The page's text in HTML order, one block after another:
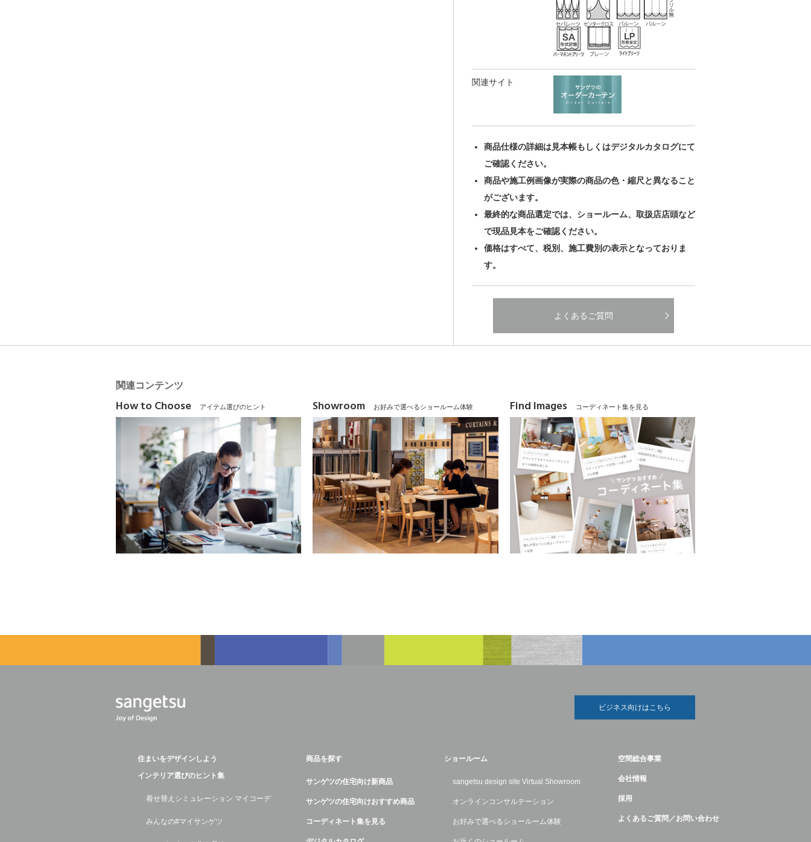
関連サイト
商品仕様の詳細は見本帳もしくはデジタルカタログにて
ご確認ください。
商品や施工例画像が実際の商品の色・縮尺と異なること
がございます。
最終的な商品選定では、ショールーム、取扱店店頭など
で現品見本をご確認ください。
価格はすべて、税別、施工費別の表示となっておりま
す。
よくあるご質問
関連コンテンツ
How to Choose アイテム選びのヒント Showroom お好みで選べるショールーム体験 Find Images コーディネート集を見る
ビジネス向けはこちら
住まいをデザインしよう
インテリア選びのヒント集
着せ替えシミュレーション マイコーデ
みんなの#マイサンゲツ
商品を探す
サンゲツの住宅向け新商品
サンゲツの住宅向けおすすめ商品
コーディネート集を見る
ショールーム
sangetsu design site Virtual Showroom
オンラインコンサルテーション
お好みで選べるショールーム体験
空間総合事業
会社情報
採用
よくあるご質問／お問い合わせ